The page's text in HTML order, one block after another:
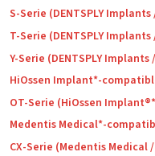
S-Serie (DENTSPLY Implants
T-Serie (DENTSPLY Implants
Y-Serie (DENTSPLY Implants
HiOssen Implant*-
OT-Serie (HiOssen
Medentis Medical*-
CX-Serie (Medentis Medical